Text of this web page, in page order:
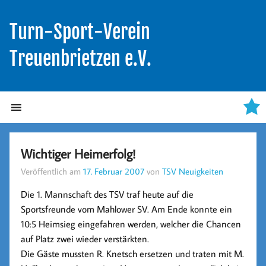
Turn-Sport-Verein
Treuenbrietzen e.V.
Wichtiger Heimerfolg!
Veröffentlich am17. Februar 2007 vonTSV Neuigkeiten
Die 1. Mannschaft des TSV traf heute auf die
Sportsfreunde vom Mahlower SV. Am Ende konnte ein
10:5 Heimsieg eingefahren werden, welcher die Chancen
auf Platz zwei wieder verstärkten.
Die Gäste mussten R. Knetsch ersetzen und traten mit M.